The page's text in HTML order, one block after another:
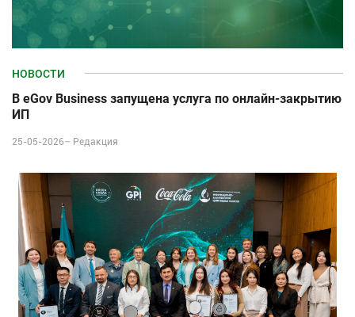
НОВОСТИ
В eGov Business запущена услуга по онлайн‑закрытию
ИП
25-05-2026– Редакция